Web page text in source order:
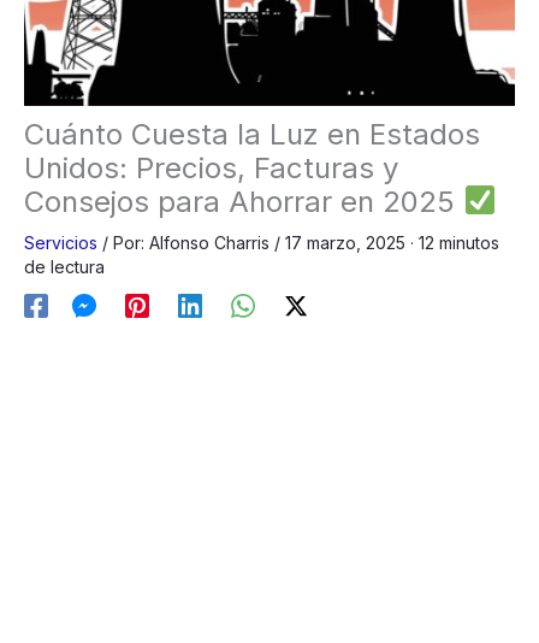
Cuánto Cuesta la Luz en Estados
Unidos: Precios, Facturas y
Consejos para Ahorrar en 2025
Servicios / Por: Alfonso Charris / 17 marzo, 2025 · 12 minutos
de lectura